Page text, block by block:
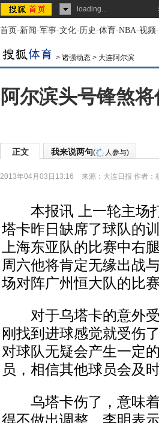
loading...
首页-新闻-军事-文化-历史-体育-NBA-视频-
> 诸强动态 > 大连阿尔滨
阿尔滨头号锋煞
正文 我来说两句( 人参与)
2013年04月03日13:16 来源： 大连日报 作者：
本报讯 上一轮主场打
塔卡昨日缺席了球队的
上海东亚队的比赛中右
周六他将肯定无缘出战
场对阵广州恒大队的比
对于乌塔卡的意外受
刚找到进球感觉就受伤
对球队无疑会产生一定
员，相信其他球员会及
乌塔卡伤了，意味着